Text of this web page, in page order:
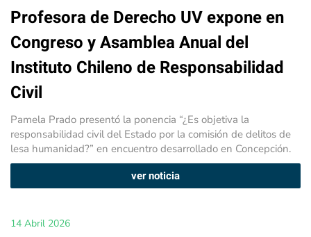
Profesora de Derecho UV expone en
Congreso y Asamblea Anual del
Instituto Chileno de Responsabilidad
Civil
Pamela Prado presentó la ponencia “¿Es objetiva la
responsabilidad civil del Estado por la comisión de delitos de
lesa humanidad?” en encuentro desarrollado en Concepción.
ver noticia
14 Abril 2026